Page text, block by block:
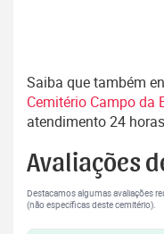
Saiba que também
Cemitério Campo da
atendimento 24
Avaliações
Destacamos algumas avaliações
(não específicas deste cemitério).